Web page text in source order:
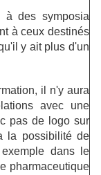
à des symposia
à ceux destinés
y ait plus d'un
il n'y aura
avec une
pas de logo sur
la possibilité de
dans le
pharmaceutique